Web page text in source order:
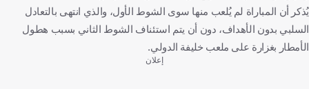
يُذكر أن المباراة لم يُلعب منها سوى الشوط الأول، والذي انتهى بالتعادل
السلبي بدون الأهداف، دون أن يتم استئناف الشوط الثاني بسبب هطول
الأمطار بغزارة على ملعب خليفة الدولي.
إعلان